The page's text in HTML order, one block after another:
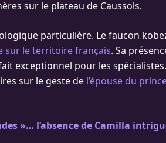
sur le plateau de Caussols.
particulière. Le faucon
sur le territoire français. Sa
exceptionnel pour les
sur le geste de l’épouse du
»… l’absence de Camilla